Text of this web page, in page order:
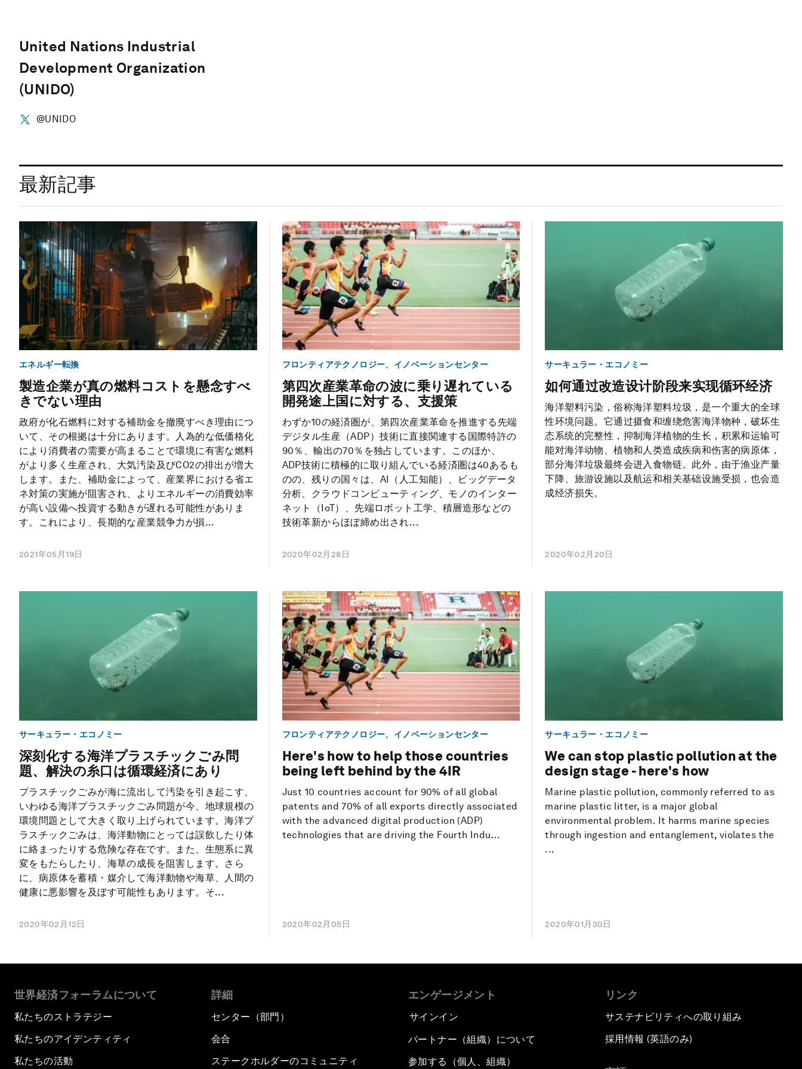
United Nations Industrial
Development Organization
(UNIDO)
@UNIDO
最新記事
エネルギー転換
製造企業が真の燃料コストを懸念すべ
きでない理由
政府が化石燃料に対する補助金を撤廃すべき理由につ
いて、その根拠は十分にあります。人為的な低価格化
により消費者の需要が高まることで環境に有害な燃料
がより多く生産され、大気汚染及びCO2の排出が増大
します。また、補助金によって、産業界における省エ
ネ対策の実施が阻害され、よりエネルギーの消費効率
が高い設備へ投資する動きが遅れる可能性がありま
す。これにより、長期的な産業競争力が損...
2021年05月19日
フロンティアテクノロジー、イノベーションセンター
第四次産業革命の波に乗り遅れている
開発途上国に対する、支援策
わずか10の経済圏が、第四次産業革命を推進する先端
デジタル生産（ADP）技術に直接関連する国際特許の
90％、輸出の70％を独占しています。このほか、
ADP技術に積極的に取り組んでいる経済圏は40あるも
のの、残りの国々は、AI（人工知能）、ビッグデータ
分析、クラウドコンピューティング、モノのインター
ネット（IoT）、先端ロボット工学、積層造形などの
技術革新からほぼ締め出され...
2020年02月28日
サーキュラー・エコノミー
如何通过改造设计阶段来实现循环经济
海洋塑料污染，俗称海洋塑料垃圾，是一个重大的全球
性环境问题。它通过摄食和缠绕危害海洋物种，破坏生
态系统的完整性，抑制海洋植物的生长，积累和运输可
能对海洋动物、植物和人类造成疾病和伤害的病原体，
部分海洋垃圾最终会进入食物链。此外，由于渔业产量
下降、旅游设施以及航运和相关基础设施受损，也会造
成经济损失。
2020年02月20日
サーキュラー・エコノミー
深刻化する海洋プラスチックごみ問
題、解決の糸口は循環経済にあり
プラスチックごみが海に流出して汚染を引き起こす、
いわゆる海洋プラスチックごみ問題が今、地球規模の
環境問題として大きく取り上げられています。海洋プ
ラスチックごみは、海洋動物にとっては誤飲したり体
に絡まったりする危険な存在です。また、生態系に異
変をもたらしたり、海草の成長を阻害します。さら
に、病原体を蓄積・媒介して海洋動物や海草、人間の
健康に悪影響を及ぼす可能性もあります。そ...
2020年02月12日
フロンティアテクノロジー、イノベーションセンター
Here's how to help those countries
being left behind by the 4IR
Just 10 countries account for 90% of all global
patents and 70% of all exports directly associated
with the advanced digital production (ADP)
technologies that are driving the Fourth Indu...
2020年02月05日
サーキュラー・エコノミー
We can stop plastic pollution at the
design stage - here's how
Marine plastic pollution, commonly referred to as
marine plastic litter, is a major global
environmental problem. It harms marine species
through ingestion and entanglement, violates the
...
2020年01月30日
世界経済フォーラムについて
私たちのストラテジー
私たちのアイデンティティ
私たちの活動
詳細
センター（部門）
会合
ステークホルダーのコミュニティ
エンゲージメント
サインイン
パートナー（組織）について
参加する（個人、組織）
リンク
サステナビリティへの取り組み
採用情報 (英語のみ)